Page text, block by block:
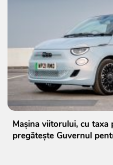
Mașina viitorului, cu taxa
pregătește Guvernul